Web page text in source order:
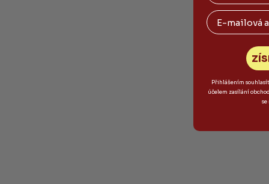
Email
Přihlášením
účelem zasílání